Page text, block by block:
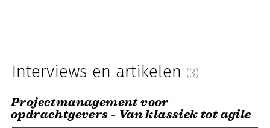
Interviews en artikelen (3)
Projectmanagement voor
opdrachtgevers - Van klassiek tot agile